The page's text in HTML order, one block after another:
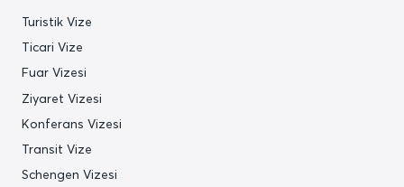
Turistik Vize
Ticari Vize
Fuar Vizesi
Ziyaret Vizesi
Konferans Vizesi
Transit Vize
Schengen Vizesi